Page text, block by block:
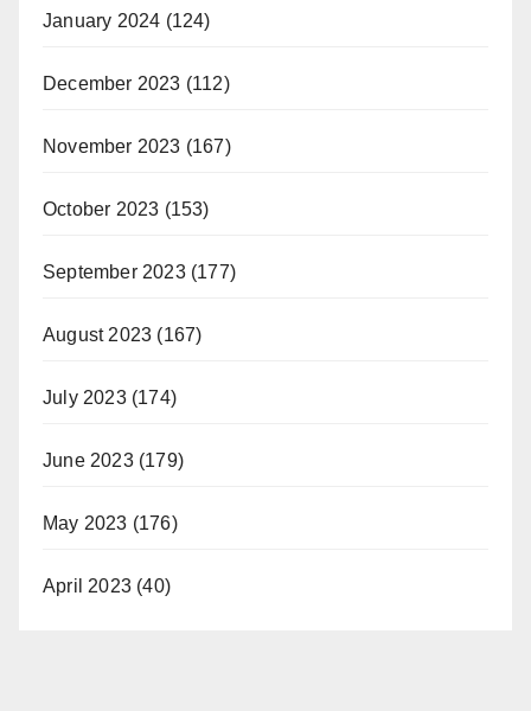
January 2024 (124)
December 2023 (112)
November 2023 (167)
October 2023 (153)
September 2023(177)
August 2023 (167)
July 2023(174)
June 2023(179)
May 2023 (176)
April 2023 (40)